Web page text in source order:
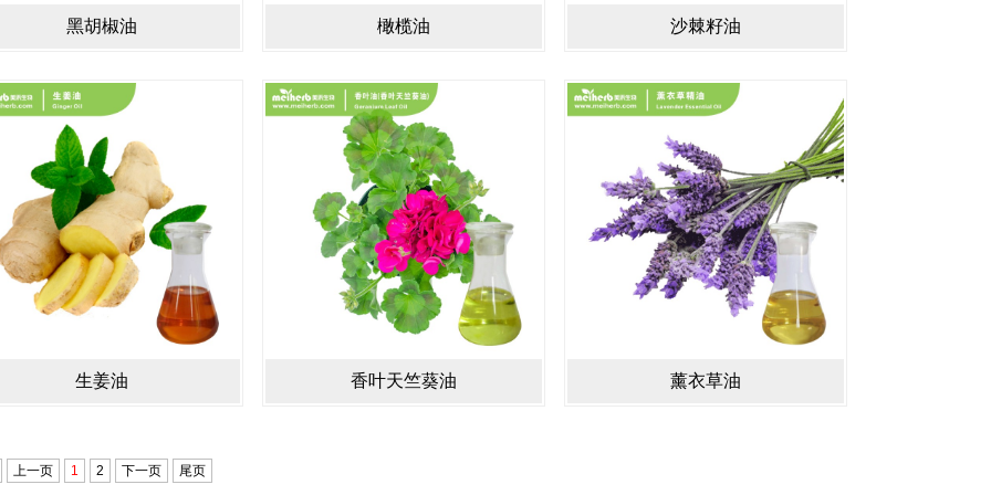
黑胡椒油 橄榄油 沙棘籽油
生姜油 香叶天竺葵油 薰衣草油
上一页 1 2 下一页 尾页